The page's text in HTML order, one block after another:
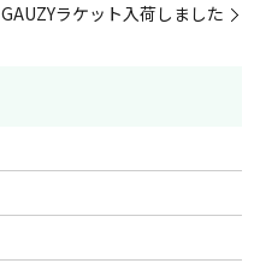
GAUZYラケット入荷しました